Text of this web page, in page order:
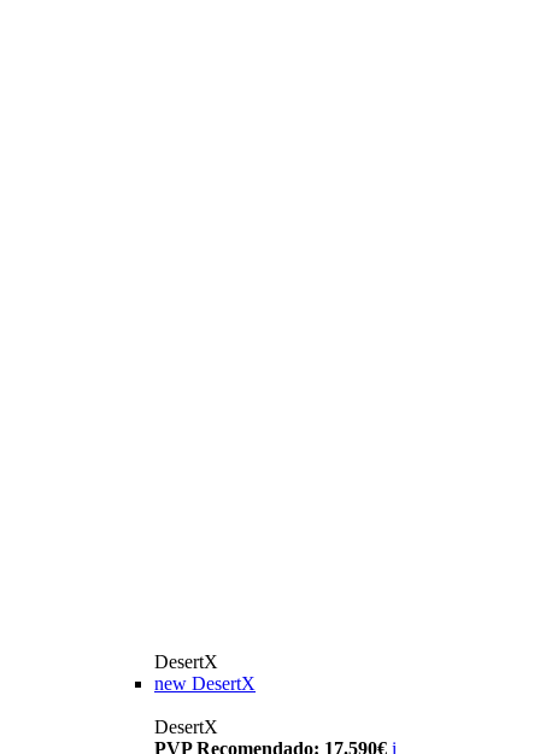
DesertX
new DesertX
DesertX
PVP Recomendado: 17.590€ i